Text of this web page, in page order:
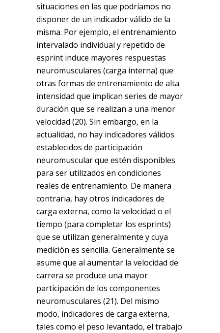
situaciones en las que podríamos no
disponer de un indicador válido de la
misma. Por ejemplo, el entrenamiento
intervalado individual y repetido de
esprint induce mayores respuestas
neuromusculares (carga interna) que
otras formas de entrenamiento de alta
intensidad que implican series de mayor
duración que se realizan a una menor
velocidad (20). Sin embargo, en la
actualidad, no hay indicadores válidos
establecidos de participación
neuromuscular que estén disponibles
para ser utilizados en condiciones
reales de entrenamiento. De manera
contraria, hay otros indicadores de
carga externa, como la velocidad o el
tiempo (para completar los esprints)
que se utilizan generalmente y cuya
medición es sencilla. Generalmente se
asume que al aumentar la velocidad de
carrera se produce una mayor
participación de los componentes
neuromusculares (21). Del mismo
modo, indicadores de carga externa,
tales como el peso levantado, el trabajo